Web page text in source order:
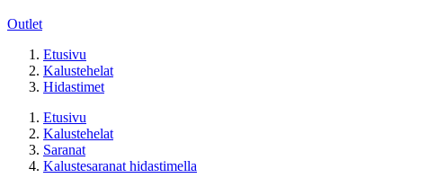
Outlet
Etusivu
Kalustehelat
Hidastimet
Etusivu
Kalustehelat
Saranat
Kalustesaranat hidastimella